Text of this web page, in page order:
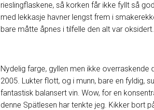
rieslingflaskene, så korken får ikke fyllt så
med lekkasje havner lengst frem i
bare måtte åpnes i tilfelle den alt var oksidert.
Nydelig farge, gyllen men ikke overraskende
2005. Lukter flott, og i munn, bare en fyldig,
fantastisk balansert vin. Wow, for en
denne Spätlesen har tenkte jeg. Kikker bort